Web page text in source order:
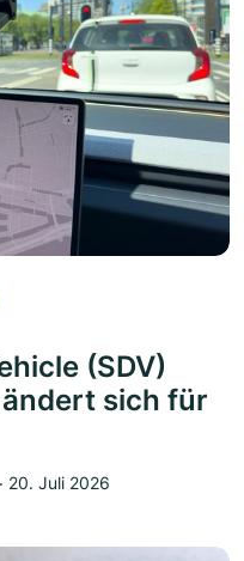
(SDV)
sich für
‧ 20. Juli 2026